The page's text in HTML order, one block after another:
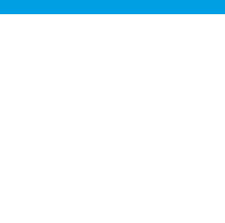
Meld je aan voor onze nieuwsbrief.